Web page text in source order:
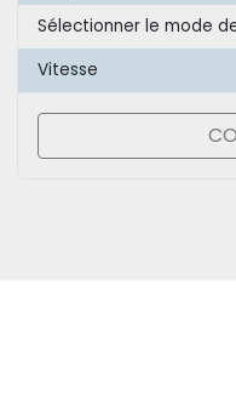
Sélectionner le mode
Vitesse